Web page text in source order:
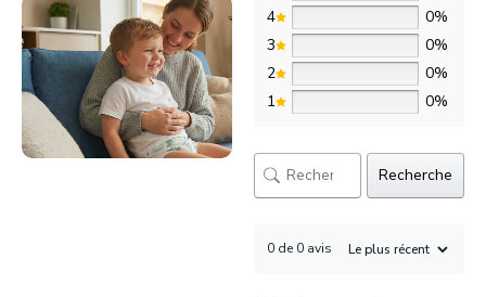
4
0%
3
0%
2
0%
1
0%
Recherche
0 de 0 avis